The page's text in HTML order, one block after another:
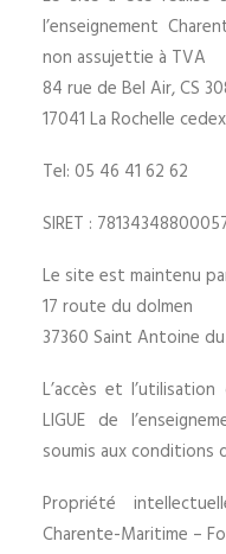
l’enseignement
non assujettie à TVA
84 rue de Bel Air, CS
17041 La Rochelle
Tel: 05 46 41 62 62
SIRET :
Le site est maintenu
17 route du dolmen
37360 Saint Antoine
L’accès et
LIGUE de
soumis aux conditions
Propriété
Charente-Maritime –